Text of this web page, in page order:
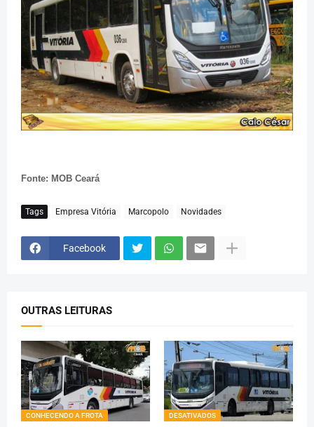
Fonte: MOB Ceará
Tags Empresa Vitória Marcopolo Novidades
Facebook
OUTRAS LEITURAS
CONHECENDO A FROTA DESATIVADOS